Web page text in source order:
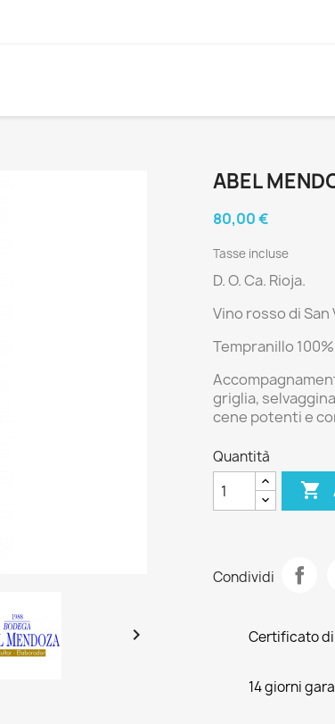

ABEL
80,00 €
Tasse incluse
D. O. Ca. Rioja.
Vino rosso diSan
Tempranillo
griglia,
cene potenti e
Quantità

Condividi
Certificato
14 giorni